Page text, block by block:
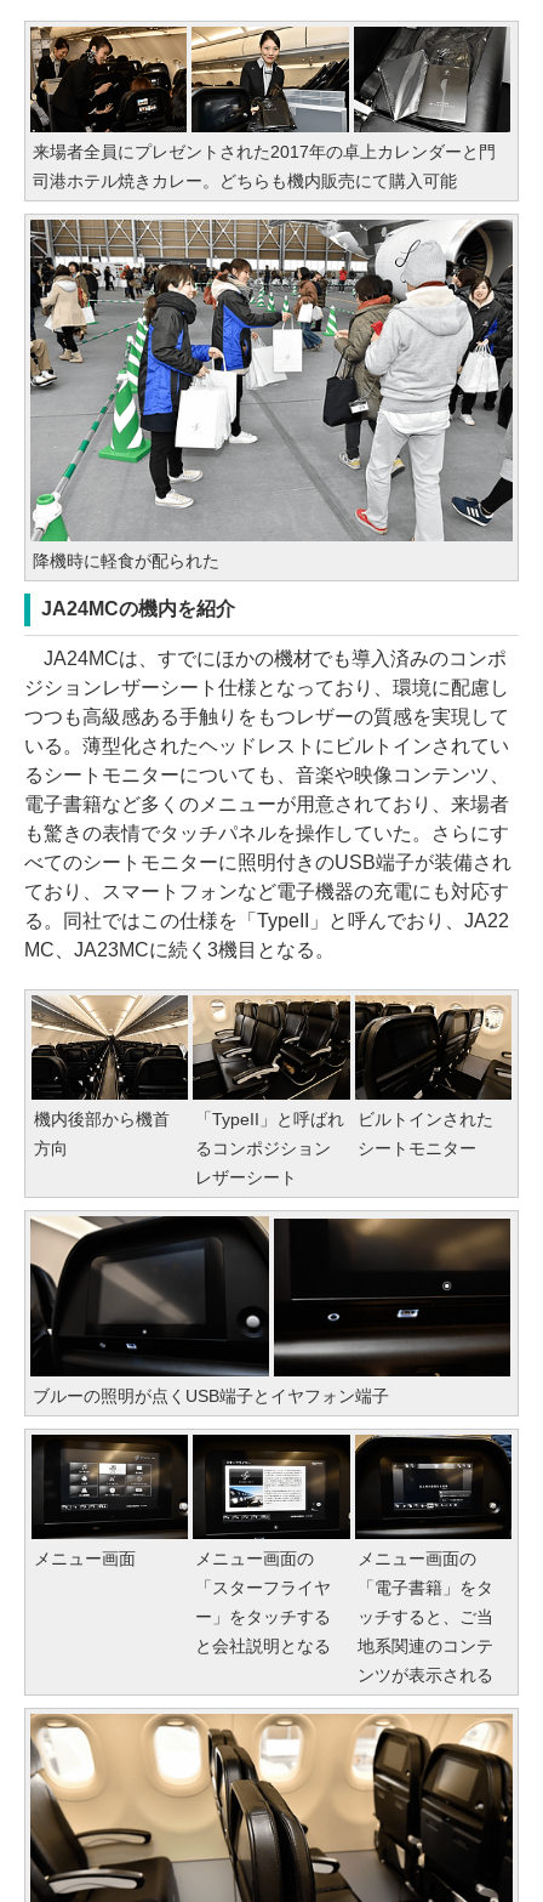
来場者全員にプレゼントされた2017年の卓上カレンダーと門
司港ホテル焼きカレー。どちらも機内販売にて購入可能
降機時に軽食が配られた
JA24MCの機内を紹介
JA24MCは、すでにほかの機材でも導入済みのコンポ
ジションレザーシート仕様となっており、環境に配慮し
つつも高級感ある手触りをもつレザーの質感を実現して
いる。薄型化されたヘッドレストにビルトインされてい
るシートモニターについても、音楽や映像コンテンツ、
電子書籍など多くのメニューが用意されており、来場者
も驚きの表情でタッチパネルを操作していた。さらにす
べてのシートモニターに照明付きのUSB端子が装備され
ており、スマートフォンなど電子機器の充電にも対応す
る。同社ではこの仕様を「TypeII」と呼んでおり、JA22
MC、JA23MCに続く3機目となる。
機内後部から機首
方向
「TypeII」と呼ばれ
るコンポジション
レザーシート
ビルトインされた
シートモニター
ブルーの照明が点くUSB端子とイヤフォン端子
メニュー画面
メニュー画面の
「スターフライヤ
ー」をタッチする
と会社説明となる
メニュー画面の
「電子書籍」をタ
ッチすると、ご当
地系関連のコンテ
ンツが表示される